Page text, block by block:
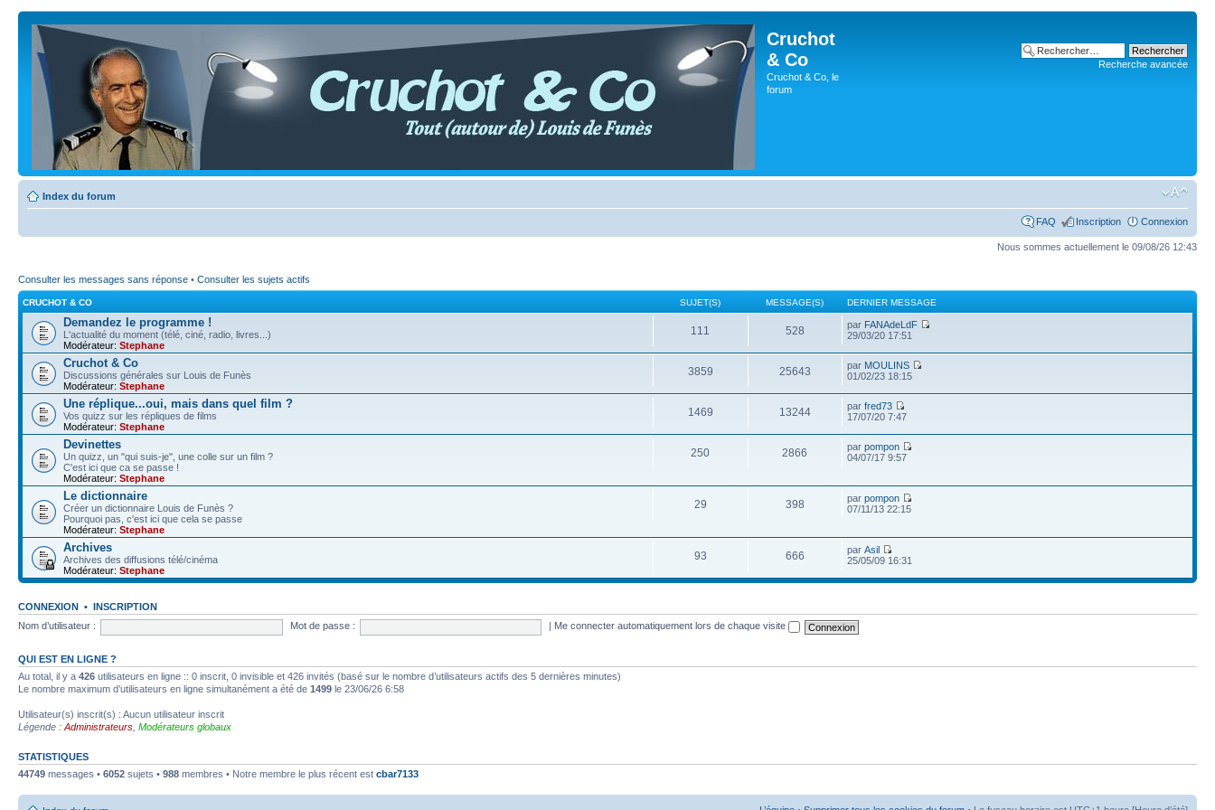
Cruchot
& Co
Cruchot & Co, le
forum
Recherche avancée
Index du forum
FAQ Inscription Connexion
Nous sommes actuellement le 09/08/26 12:43
Consulter les messages sans réponse • Consulter les sujets actifs
CRUCHOT & CO SUJET(S) MESSAGE(S) DERNIER MESSAGE
Demandez le programme !
L'actualité du moment (télé, ciné, radio, livres...)
Modérateur: Stephane
111 528 par FANAdeLdF
29/03/20 17:51
Cruchot & Co
Discussions générales sur Louis de Funès
Modérateur: Stephane
3859 25643 par MOULINS
01/02/23 18:15
Une réplique...oui, mais dans quel film ?
Vos quizz sur les répliques de films
Modérateur: Stephane
1469 13244 parfred73
17/07/20 7:47
Devinettes
Un quizz, un "qui suis-je", une colle sur un film ?
C'est ici que ca se passe !
Modérateur: Stephane
250 2866 parpompon
04/07/17 9:57
Le dictionnaire
Créer un dictionnaire Louis de Funès ?
Pourquoi pas, c'est ici que cela se passe
Modérateur: Stephane
29 398 parpompon
07/11/13 22:15
Archives
Archives des diffusions télé/cinéma
Modérateur: Stephane
93 666 parAsil
25/05/09 16:31
CONNEXION • INSCRIPTION
Nom d’utilisateur :
Mot de passe : Me connecter automatiquement lors de chaque visite
QUI EST EN LIGNE ?
Au total, il y a 426 utilisateurs en ligne :: 0 inscrit, 0 invisible et 426 invités (basé sur le nombre d’utilisateurs actifs des 5 dernières minutes)
Le nombre maximum d’utilisateurs en ligne simultanément a été de 1499 le 23/06/26 6:58
Utilisateur(s) inscrit(s) : Aucun utilisateur inscrit
Légende : Administrateurs Modérateurs globaux
STATISTIQUES
44749 messages • 6052 sujets • 988 membres • Notre membre le plus récent est cbar7133